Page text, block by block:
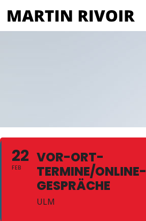
22
FEB
VOR-ORT-
TERMINE/ONLINE-
GESPRÄCHE
ULM